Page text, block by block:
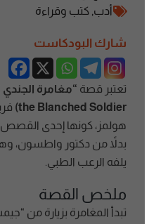
أدب , كتب وقراءة
شارك البودكاست
تعتبر قصة
the Blanched Soldier)
هولمز، كونها إحدى القصص
بدلاً من دكتور واطسون،
يلفه الرعب الطبي.
ملخص القصة
تبدأ المغامرة بزيارة من